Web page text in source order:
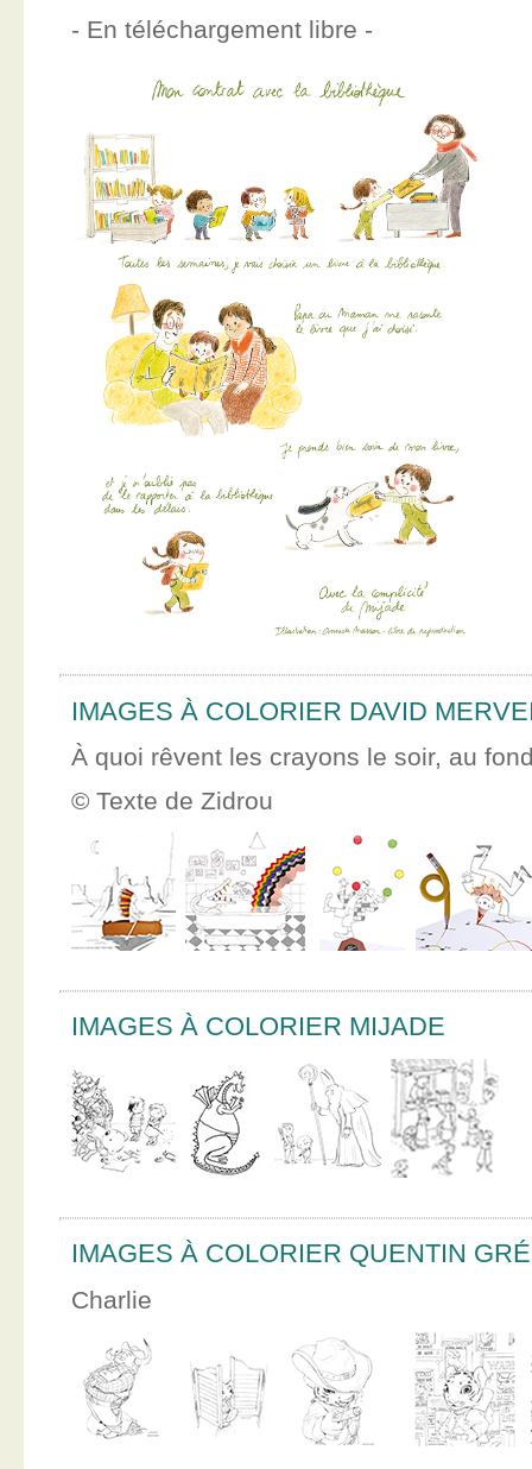
- En téléchargement libre -
IMAGES À COLORIER DAVID
À quoi rêvent les crayons le soir, au
© Texte de Zidrou
IMAGES À COLORIER MIJADE
IMAGES À COLORIER QUENTIN
Charlie